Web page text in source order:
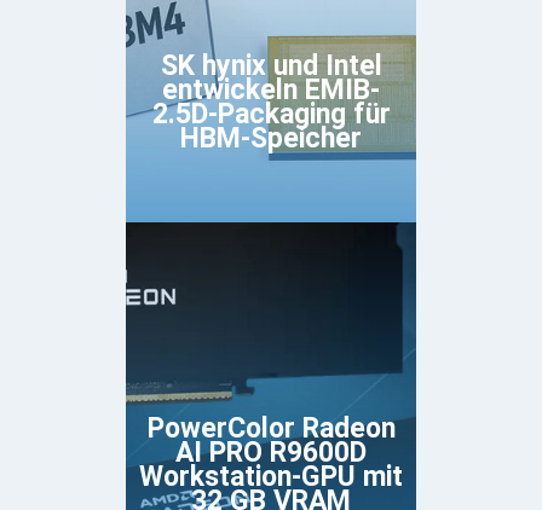
SK hynix und Intel
entwickeln EMIB-
2.5D-Packaging für
HBM-Speicher
PowerColor Radeon
AI PRO R9600D
Workstation-GPU mit
32 GB VRAM